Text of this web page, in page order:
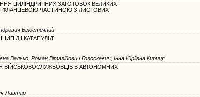
ЦИЛІНДРИЧНИХ ЗАГОТОВОК ВЕЛИКИХ
З ФЛАНЦЕВОЮ ЧАСТИНОЮ З ЛИСТОВИХ
Білостечний
ДІЇ КАТАПУЛЬТ
Валько, Роман Віталійович Голоскевич, Інна Юріївна Кириця
ВІЙСЬКОВОСЛУЖБОВЦІВ В АВТОНОМНИХ
Лавтар